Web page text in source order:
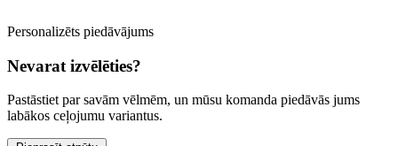
Personalizēts piedāvājums
Nevarat izvēlēties?
Pastāstiet par savām vēlmēm, un mūsu komanda piedāvās jums
labākos ceļojumu variantus.